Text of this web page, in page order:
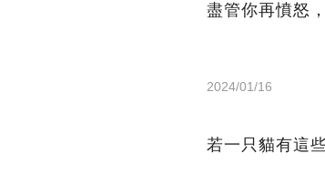
盡管你再憤怒
2024/01/16
若一只貓有這